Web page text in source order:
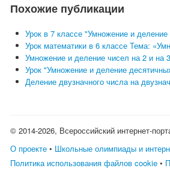
Похожие публикации
Урок в 7 классе "Умножение и деление
Урок математики в 6 классе Тема:
Умножение и деление чисел на 2 и на 3
Урок "Умножение и деление
Деление двузначного числа на
© 2014-2026, Всероссийский интернет-
О проекте • Школьные олимпиады и
Политика использования файлов cookie •